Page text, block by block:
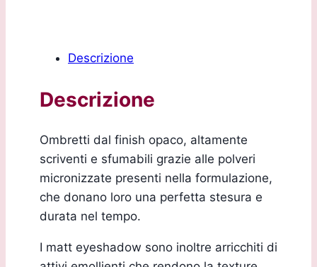
Descrizione
Descrizione
Ombretti dal finish opaco, altamente
scriventi e sfumabili grazie alle polveri
micronizzate presenti nella formulazione,
che donano loro una perfetta stesura e
durata nel tempo.
I matt eyeshadow sono inoltre arricchiti di